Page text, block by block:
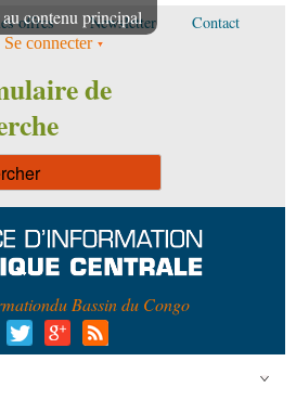
contenu principal
offres Newsletter Contact
Se connecter
de
du Bassin du Congo